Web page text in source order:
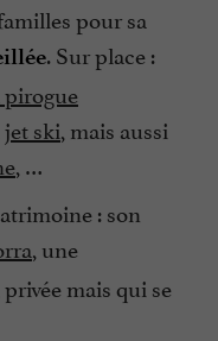
pour sa
. Sur place :
jet ski, mais aussi
, …
: son
, une
privée mais qui se